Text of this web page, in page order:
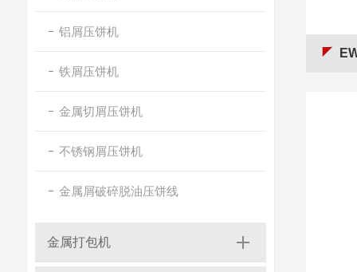
铝屑压饼机
铁屑压饼机
金属切屑压饼机
不锈钢屑压饼机
金属屑破碎脱油压饼线
金属打包机